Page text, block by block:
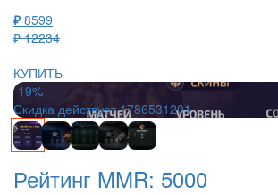
₽ 8599
₽ 12234
КУПИТЬ
-19%
Скидка действует 1786531201
Рейтинг MMR: 5000